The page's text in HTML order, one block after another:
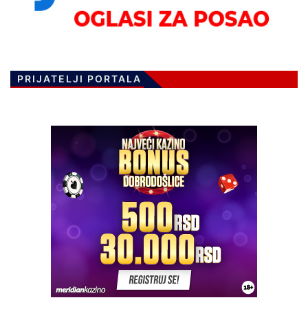
PRIJATELJI PORTALA